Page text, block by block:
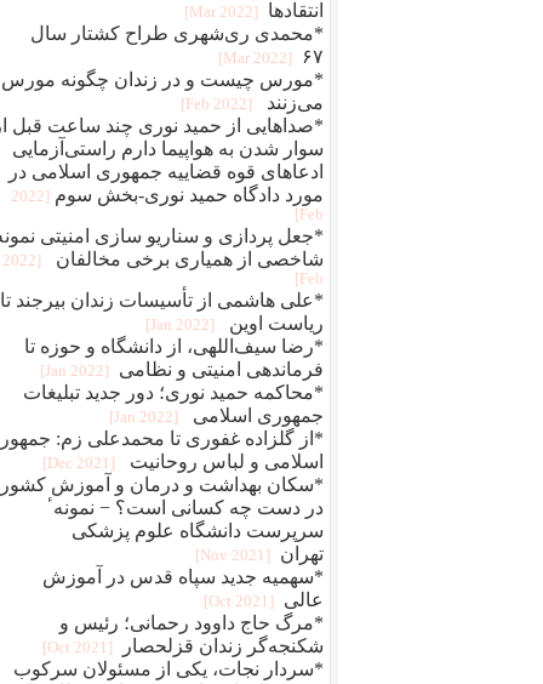
انتقادها
[2022 Mar]
*محمدی‌ ری‌شهری طراح کشتار سال
۶۷
[2022 Mar]
*مورس چیست و در زندان چگونه مورس
می‌زنند
[2022 Feb]
*صداهایی از حمید نوری چند ساعت قبل
سوار شدن به هواپیما دارم راستی‌آزمایی
ادعاهای قوه قضاییه جمهوری اسلامی در
مورد دادگاه حمید نوری-بخش سوم
[2022
Feb]
*جعل پردازی و سناريو سازی امنيتی
شاخصی از همياری برخی مخالفان
[2022
Feb]
*علی هاشمی از تأسیسات زندان بیرجند تا
ریاست اوین
[2022 Jan]
*رضا سیف‌اللهی، از دانشگاه و حوزه تا
فرماندهی امنیتی و نظامی
[2022 Jan]
*محاکمه حميد نوری؛ دور جديد تبلیغات
جمهوری اسلامی
[2022 Jan]
*از گلزاده غفوری تا محمدعلی زم:
اسلامی و لباس روحانیت
[2021 Dec]
*سکان بهداشت و درمان و آموزش کشور
در دست چه کسانی است؟ − نمونهٴ
سرپرست دانشگاه علوم پزشکی
تهران
[2021 Nov]
*سهمیه جدید سپاه قدس در آموزش
عالی
[2021 Oct]
*مرگ حاج داوود رحمانی؛ رئیس و
شکنجه‌گر زندان قزلحصار
[2021 Oct]
*سردار نجات، یکی از مسئولان سرکوب